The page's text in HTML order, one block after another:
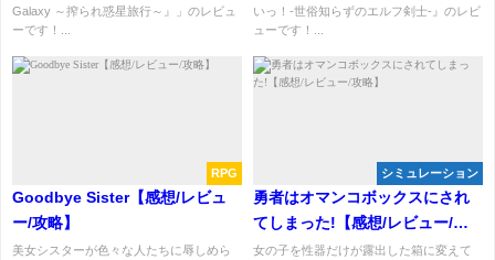
Galaxy ～搾られ惑星旅行～』」のレビュ
ーです！...
いっ！-世俗知らずのエルフ剣士-』のレビ
ューです！...
RPG
Goodbye Sister【感想/レビュ
ー/攻略】
美女シスターが色々な人たちに辱しめら
シミュレーション
勇者はオマンコボックスにされ
てしまった!【感想/レビュー/攻
略】
女の子を性器だけが露出した箱に変えて